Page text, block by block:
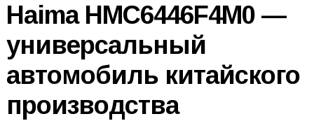
Haima HMC6446F4M0 —
универсальный
автомобиль китайского
производства